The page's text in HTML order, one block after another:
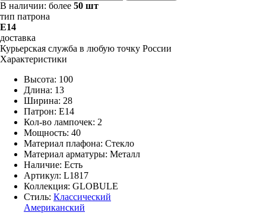
В наличии: более 50 шт
тип патрона
E14
доставка
Курьерская служба в любую точку России
Характеристики
Высота: 100
Длина: 13
Ширина: 28
Патрон: E14
Кол-во лампочек: 2
Мощность: 40
Материал плафона: Стекло
Материал арматуры: Металл
Наличие: Есть
Артикул: L1817
Коллекция: GLOBULE
Стиль: Классический
Американский